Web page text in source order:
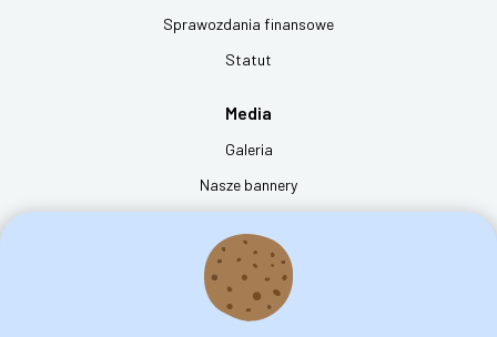
Sprawozdania finansowe
Statut
Media
Galeria
Nasze bannery
Kontakt
Fundacja na rzecz Osób Niewidomych Labrador - Pies Przewodnik